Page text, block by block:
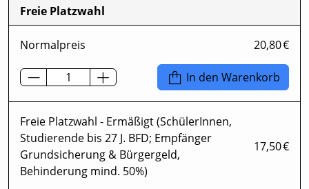
Freie Platzwahl
Normalpreis 20,80 €
In den Warenkorb
Freie Platzwahl - Ermäßigt (SchülerInnen,
Studierende bis 27 J. BFD; Empfänger
Grundsicherung & Bürgergeld,
Behinderung mind. 50%)
17,50 €